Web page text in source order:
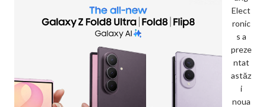
Elect
ronic
s a
preze
ntat
astăz
i
noua